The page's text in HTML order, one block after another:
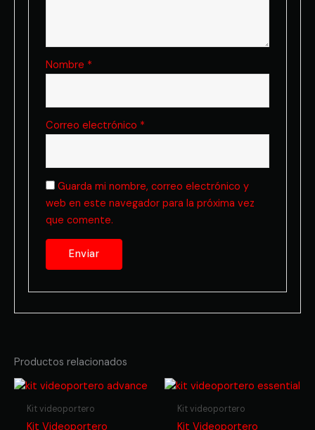
Nombre *
Correo electrónico *
Guarda mi nombre, correo electrónico y
web en este navegador para la próxima vez
que comente.
Productos relacionados
Kit videoportero
Kit Videoportero
Kit videoportero
Kit Videoportero